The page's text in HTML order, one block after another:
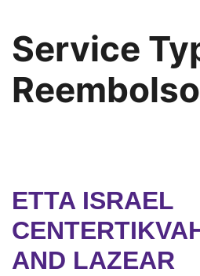
Service
ETTA ISRAEL
AND LAZEAR